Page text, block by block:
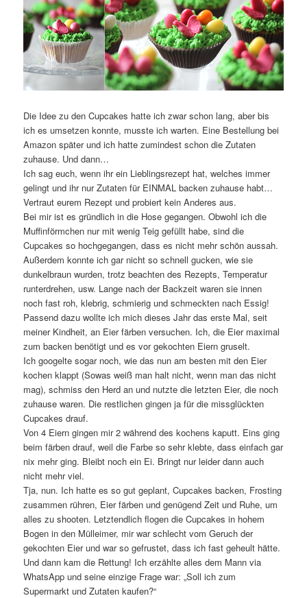
Die Idee zu den Cupcakes hatte ich zwar schon lang, aber bis
ich es umsetzen konnte, musste ich warten. Eine Bestellung bei
Amazon später und ich hatte zumindest schon die Zutaten
zuhause. Und dann…
Ich sag euch, wenn ihr ein Lieblingsrezept hat, welches immer
gelingt und ihr nur Zutaten für EINMAL backen zuhause habt…
Vertraut eurem Rezept und probiert kein Anderes aus.
Bei mir ist es gründlich in die Hose gegangen. Obwohl ich die
Muffinförmchen nur mit wenig Teig gefüllt habe, sind die
Cupcakes so hochgegangen, dass es nicht mehr schön aussah.
Außerdem konnte ich gar nicht so schnell gucken, wie sie
dunkelbraun wurden, trotz beachten des Rezepts, Temperatur
runterdrehen, usw. Lange nach der Backzeit waren sie innen
noch fast roh, klebrig, schmierig und schmeckten nach Essig!
Passend dazu wollte ich mich dieses Jahr das erste Mal, seit
meiner Kindheit, an Eier färben versuchen. Ich, die Eier maximal
zum backen benötigt und es vor gekochten Eiern gruselt.
Ich googelte sogar noch, wie das nun am besten mit den Eier
kochen klappt (Sowas weiß man halt nicht, wenn man das nicht
mag), schmiss den Herd an und nutzte die letzten Eier, die noch
zuhause waren. Die restlichen gingen ja für die missglückten
Cupcakes drauf.
Von 4 Eiern gingen mir 2 während des kochens kaputt. Eins ging
beim färben drauf, weil die Farbe so sehr klebte, dass einfach gar
nix mehr ging. Bleibt noch ein Ei. Bringt nur leider dann auch
nicht mehr viel.
Tja, nun. Ich hatte es so gut geplant, Cupcakes backen, Frosting
zusammen rühren, Eier färben und genügend Zeit und Ruhe, um
alles zu shooten. Letztendlich flogen die Cupcakes in hohem
Bogen in den Mülleimer, mir war schlecht vom Geruch der
gekochten Eier und war so gefrustet, dass ich fast geheult hätte.
Und dann kam die Rettung! Ich erzählte alles dem Mann via
WhatsApp und seine einzige Frage war: „Soll ich zum
Supermarkt und Zutaten kaufen?“